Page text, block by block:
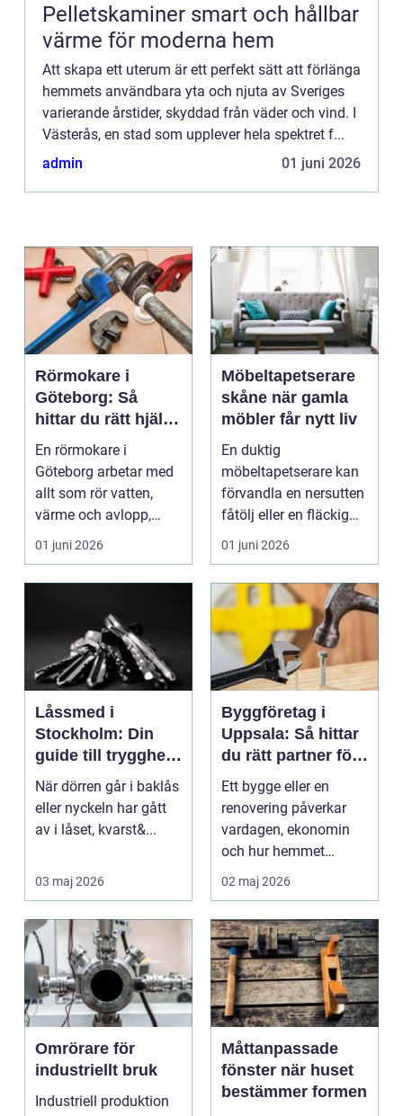
Pelletskaminer smart och hållbar
värme för moderna hem
Att skapa ett uterum är ett perfekt sätt att förlänga
hemmets användbara yta och njuta av Sveriges
varierande årstider, skyddad från väder och vind. I
Västerås, en stad som upplever hela spektret f...
admin
01 juni 2026
Rörmokare i
Göteborg: Så
hittar du rätt hjälp
för vatten, värme
och avlopp
En rörmokare i
Göteborg arbetar med
allt som rör vatten,
värme och avlopp,
b&ari...
01 juni 2026
Möbeltapetserare
skåne när gamla
möbler får nytt liv
En duktig
möbeltapetserare kan
förvandla en nersutten
fåtölj eller en fläckig
soffa till en favoritm...
01 juni 2026
Låssmed i
Stockholm: Din
guide till trygghet
och säkerhet
När dörren går i baklås
eller nyckeln har gått
av i låset, kvarst&...
03 maj 2026
Byggföretag i
Uppsala: Så hittar
du rätt partner för
ditt projekt
Ett bygge eller en
renovering påverkar
vardagen, ekonomin
och hur hemmet
fungerar under l&arin...
02 maj 2026
Omrörare för
industriellt bruk
Industriell produktion
Måttanpassade
fönster när huset
bestämmer formen